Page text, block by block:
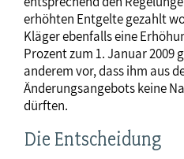
erhöhten Entgelte gezahlt
Kläger ebenfalls eine
Prozent zum 1. Januar 2009
anderem vor, dass ihm aus
Änderungsangebots keine
dürften.
Die Entscheidung